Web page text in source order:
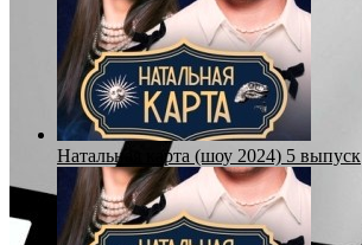
Натальная карта (шоу 2024) 5 выпуск